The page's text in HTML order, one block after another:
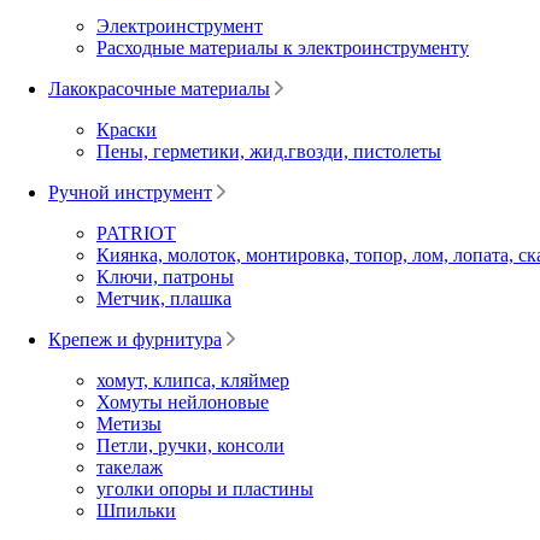
Электроинструмент
Расходные материалы к электроинструменту
Лакокрасочные материалы
Краски
Пены, герметики, жид.гвозди, пистолеты
Ручной инструмент
PATRIOT
Киянка, молоток, монтировка, топор, лом, лопата,
Ключи, патроны
Метчик, плашка
Крепеж и фурнитура
хомут, клипса, кляймер
Хомуты нейлоновые
Метизы
Петли, ручки, консоли
такелаж
уголки опоры и пластины
Шпильки